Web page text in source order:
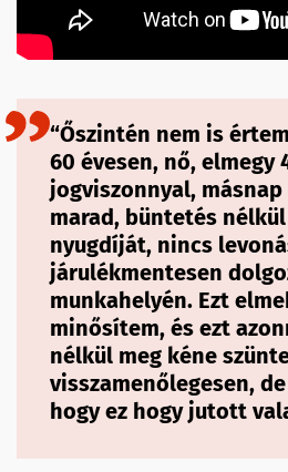
“Őszintén nem is
60 évesen, nő, elmegy
jogviszonnyal,
marad, büntetés
nyugdíját, nincs
járulékmentesen
munkahelyén. Ezt
minősítem, és ezt
nélkül meg kéne
visszamenőlegesen,
hogy ez hogy jutott